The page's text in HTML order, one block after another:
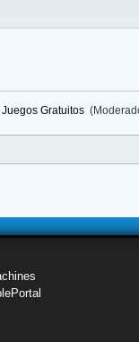
Juegos Gratuitos